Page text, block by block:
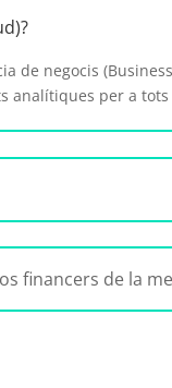
de negocis
analítiques per a
financers de la